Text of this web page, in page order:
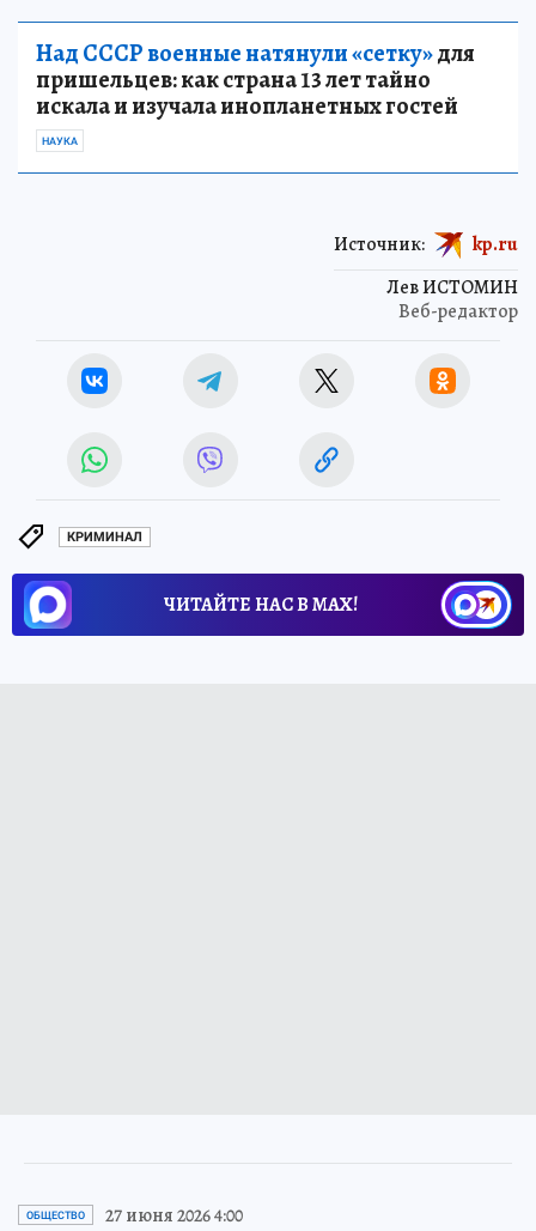
Над СССР военные натянули «сетку»для
пришельцев: как страна 13 лет тайно
искала и изучала инопланетных гостей
НАУКА
Лев ИСТОМИН
Веб-редактор
Источник: kp.ru
КРИМИНАЛ
ЧИТАЙТЕ НАС В МАХ!
ОБЩЕСТВО 27 июня 2026 4:00